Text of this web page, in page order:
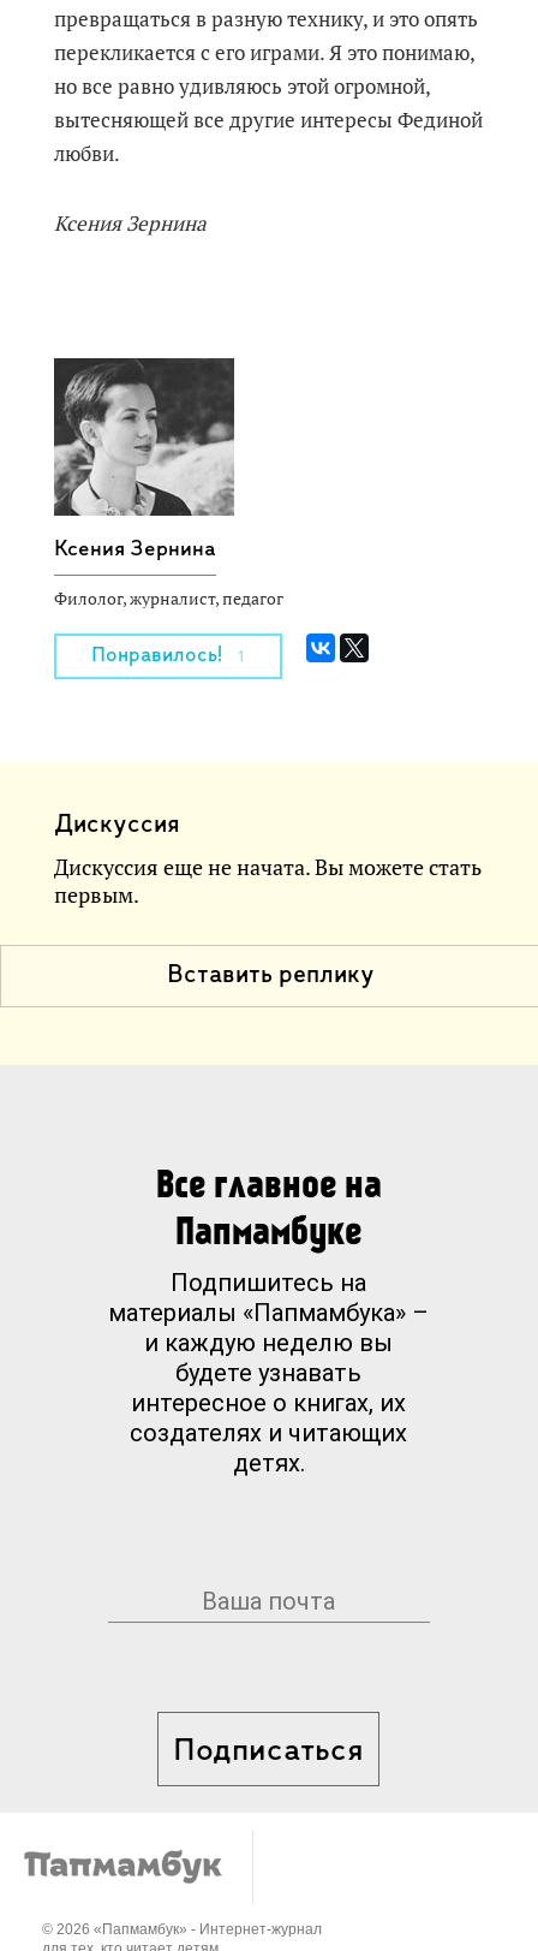
превращаться в разную технику, и это опять
перекликается с его играми. Я это понимаю,
но все равно удивляюсь этой огромной,
вытесняющей все другие интересы Фединой
любви.
Ксения Зернина
Ксения Зернина
Филолог, журналист, педагог
Понравилось! 1
Дискуссия
Дискуссия еще не начата. Вы можете стать
первым.
Вставить реплику
Все главное на
Папмамбуке
Подпишитесь на
материалы «Папмамбука» –
и каждую неделю вы
будете узнавать
интересное о книгах, их
создателях и читающих
детях.
Подписаться
© 2026 «Папмамбук» - Интернет-журнал